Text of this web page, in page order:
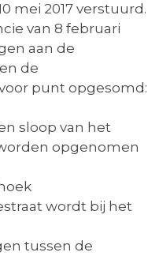
mei 2017 verstuurd.
van 8 februari
aan de
de
punt opgesomd:
sloop van het
opgenomen
wordt bij het
tussen de